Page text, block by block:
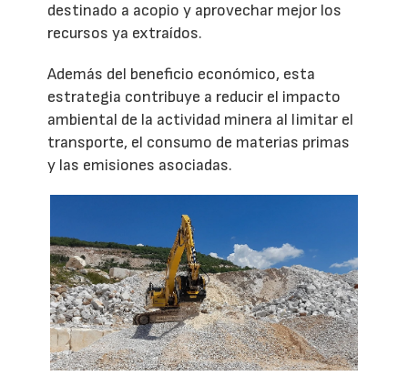
destinado a acopio y aprovechar mejor los
recursos ya extraídos.
Además del beneficio económico, esta
estrategia contribuye a reducir el impacto
ambiental de la actividad minera al limitar el
transporte, el consumo de materias primas
y las emisiones asociadas.